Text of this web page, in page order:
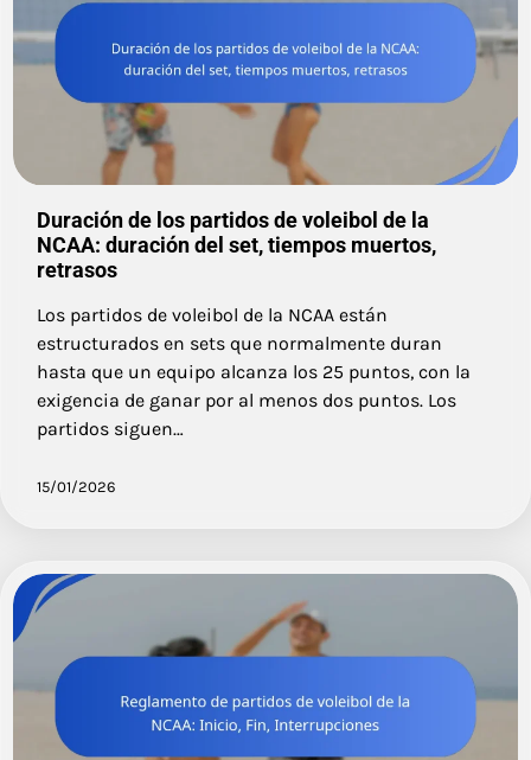
Duración de los partidos de voleibol de la
NCAA: duración del set, tiempos muertos,
retrasos
Los partidos de voleibol de la NCAA están
estructurados en sets que normalmente duran
hasta que un equipo alcanza los 25 puntos, con la
exigencia de ganar por al menos dos puntos. Los
partidos siguen…
15/01/2026